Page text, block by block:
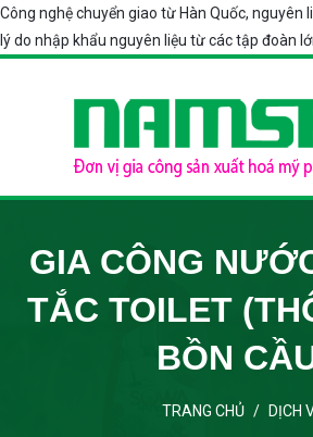
Công nghệ chuyển giao từ Hàn Quốc, nguyên
lý do nhập khẩu nguyên liệu từ các tập đoàn
GIA CÔNG
TẮC TOILET
BỒN
TRANG CHỦ / DỊCH